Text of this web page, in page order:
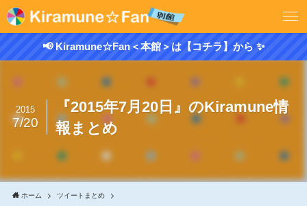
📢 Kiramune☆Fan＜本館＞は【コチラ】から ✨
『2015年7月20日』のKiramune情
報まとめ
2015
7/20
ホーム ツイートまとめ